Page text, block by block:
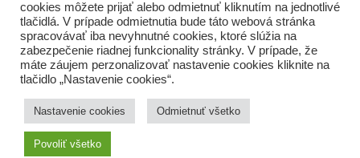
Domov O nás Kontakt Vydavateľ
Podmienky používania
Ochrana súkromia Štatút súťaží
Partneri
RSS Sitemap
Copyright © 2026 Quark - Magazín o vede a technike
cookies môžete prijať alebo odmietnuť kliknutím na jednotlivé
tlačidlá. V prípade odmietnutia bude táto webová stránka
spracovávať iba nevyhnutné cookies, ktoré slúžia na
zabezpečenie riadnej funkcionality stránky. V prípade, že
máte záujem perzonalizovať nastavenie cookies kliknite na
tlačidlo „Nastavenie cookies“.
Nastavenie cookies Odmietnuť všetko
Povoliť všetko